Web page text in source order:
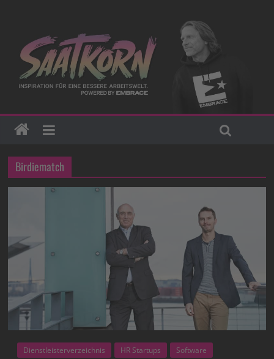
Birdiematch
Dienstleisterverzeichnis HR Startups Software